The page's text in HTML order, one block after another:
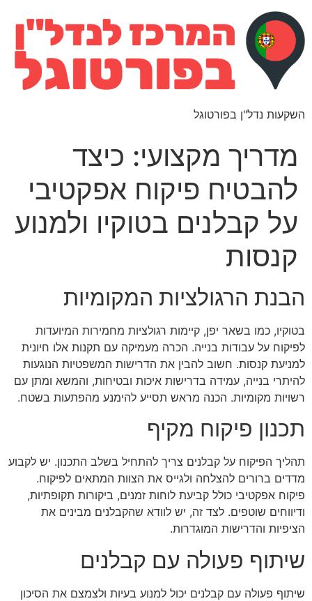
השקעות נדל"ן בפורטוגל
מדריך מקצועי: כיצד
להבטיח פיקוח אפקטיבי
על קבלנים בטוקיו ולמנוע
קנסות
הבנת הרגולציות המקומיות
בטוקיו, כמו בשאר יפן, קיימות רגולציות מחמירות המיועדות
לפיקוח על עבודות בנייה. הכרה מעמיקה עם תקנות אלו חיונית
למניעת קנסות. חשוב להבין את הדרישות המשפטיות הנוגעות
להיתרי בנייה, עמידה בדרישות איכות ובטיחות, והמשא ומתן עם
רשויות מקומיות. הכנה מראש תסייע להימנע מהפתעות בשטח.
תכנון פיקוח מקיף
תהליך הפיקוח על קבלנים צריך להתחיל בשלב התכנון. יש לקבוע
מדדים ברורים להצלחה ולגייס את הצוות המתאים לפיקוח.
פיקוח אפקטיבי כולל קביעת לוחות זמנים, ביקורות תקופתיות,
ודיווחים שוטפים. לצד זה, יש לוודא שהקבלנים מבינים את
הציפיות והדרישות המוגדרות.
שיתוף פעולה עם קבלנים
שיתוף פעולה עם קבלנים יכול למנוע בעיות ולצמצם את הסיכון